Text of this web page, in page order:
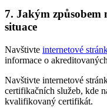
7. Jakým způsobem
situace
Navštivte internetové
informace o
Navštivte internetové
certifikačních služeb, kde
kvalifikovaný certifikát.